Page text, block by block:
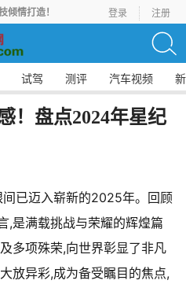
情打造！ 登录 注册
试驾 测评 汽车视频
！盘点2024年星纪
已迈入崭新的2025年。回顾
,是满载挑战与荣耀的辉煌篇
多项殊荣,向世界彰显了非凡
放异彩,成为备受瞩目的焦点,